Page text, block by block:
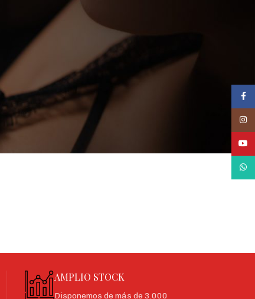
AMPLIO STOCK
Disponemos de más de 3.000